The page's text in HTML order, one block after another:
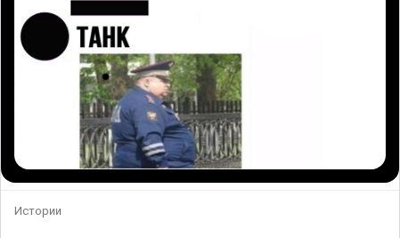
Истории